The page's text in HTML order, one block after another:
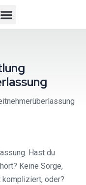
Hast du
Keine Sorge,
kompliziert, oder?